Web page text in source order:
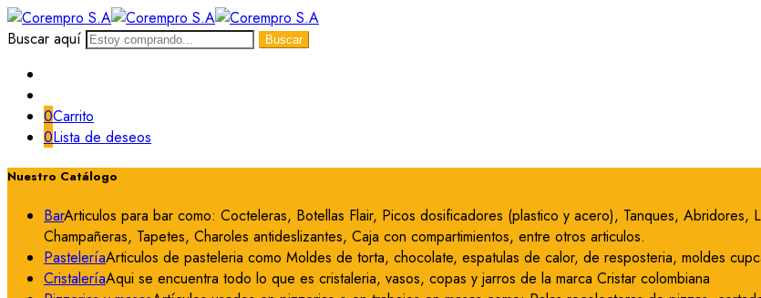
Buscar aquí Buscar
0Carrito
0Lista de deseos
Nuestro Catálogo
BarArticulos para bar como: Cocteleras, Botellas Flair, Picos dosificadores (plastico y acero), Tanques,
Champañeras, Tapetes, Charoles antideslizantes, Caja con compartimientos, entre otros articulos.
PasteleríaArticulos de pasteleria como Moldes de torta, chocolate, espatulas de calor, de resposteria, moldes
CristaleríaAqui se encuentra todo lo que es cristaleria, vasos, copas y jarros de la marca Cristar colombiana